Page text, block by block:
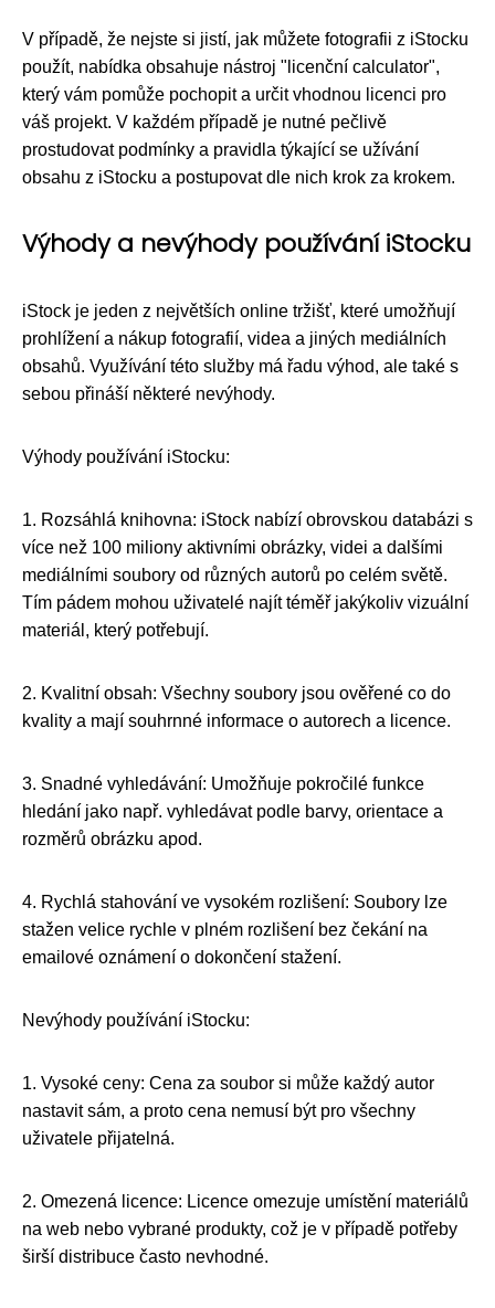
V případě, že nejste si jistí, jak můžete fotografii z iStocku
použít, nabídka obsahuje nástroj "licenční calculator",
který vám pomůže pochopit a určit vhodnou licenci pro
váš projekt. V každém případě je nutné pečlivě
prostudovat podmínky a pravidla týkající se užívání
obsahu z iStocku a postupovat dle nich krok za krokem.
Výhody a nevýhody používání iStocku
iStock je jeden z největších online tržišť, které umožňují
prohlížení a nákup fotografií, videa a jiných mediálních
obsahů. Využívání této služby má řadu výhod, ale také s
sebou přináší některé nevýhody.
Výhody používání iStocku:
1. Rozsáhlá knihovna: iStock nabízí obrovskou databázi s
více než 100 miliony aktivními obrázky, videi a dalšími
mediálními soubory od různých autorů po celém světě.
Tím pádem mohou uživatelé najít téměř jakýkoliv vizuální
materiál, který potřebují.
2. Kvalitní obsah: Všechny soubory jsou ověřené co do
kvality a mají souhrnné informace o autorech a licence.
3. Snadné vyhledávání: Umožňuje pokročilé funkce
hledání jako např. vyhledávat podle barvy, orientace a
rozměrů obrázku apod.
4. Rychlá stahování ve vysokém rozlišení: Soubory lze
stažen velice rychle v plném rozlišení bez čekání na
emailové oznámení o dokončení stažení.
Nevýhody používání iStocku:
1. Vysoké ceny: Cena za soubor si může každý autor
nastavit sám, a proto cena nemusí být pro všechny
uživatele přijatelná.
2. Omezená licence: Licence omezuje umístění materiálů
na web nebo vybrané produkty, což je v případě potřeby
širší distribuce často nevhodné.